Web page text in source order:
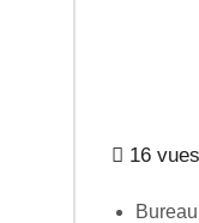
16